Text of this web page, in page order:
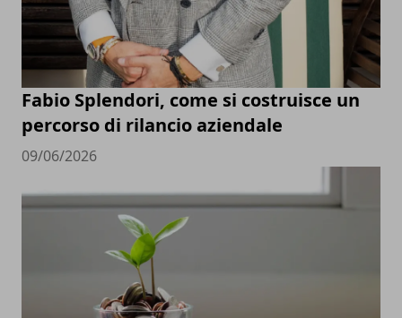
Fabio Splendori, come si costruisce un
percorso di rilancio aziendale
09/06/2026